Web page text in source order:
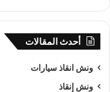
ونش
ونش انقاذ
أحدث المقالات
ونش انقاذ سيارات
ونش إنقاذ